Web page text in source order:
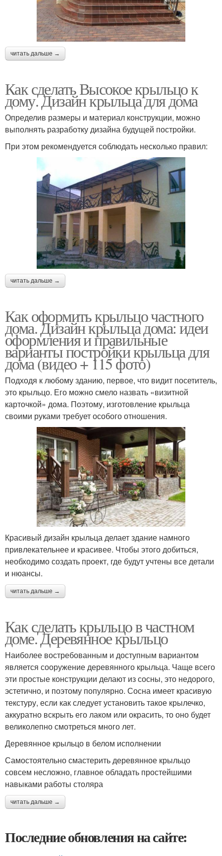
читать дальше →
Как сделать Высокое крыльцо к
дому. Дизайн крыльца для дома
Определив размеры и материал конструкции, можно
выполнять разработку дизайна будущей постройки.
При этом рекомендуется соблюдать несколько правил:
читать дальше →
Как оформить крыльцо частного
дома. Дизайн крыльца дома: идеи
оформления и правильные
варианты постройки крыльца для
дома (видео + 115 фото)
Подходя к любому зданию, первое, что видит посетитель,
это крыльцо. Его можно смело назвать «визитной
карточкой» дома. Поэтому, изготовление крыльца
своими руками требует особого отношения.
Красивый дизайн крыльца делает здание намного
привлекательнее и красивее. Чтобы этого добиться,
необходимо создать проект, где будут учтены все детали
и нюансы.
читать дальше →
Как сделать крыльцо в частном
доме. Деревянное крыльцо
Наиболее востребованным и доступным вариантом
является сооружение деревянного крыльца. Чаще всего
эти простые конструкции делают из сосны, это недорого,
эстетично, и поэтому популярно. Сосна имеет красивую
текстуру, если как следует установить такое крылечко,
аккуратно вскрыть его лаком или окрасить, то оно будет
великолепно смотреться много лет.
Деревянное крыльцо в белом исполнении
Самостоятельно смастерить деревянное крыльцо
совсем несложно, главное обладать простейшими
навыками работы столяра
читать дальше →
Последние обновления на сайте: